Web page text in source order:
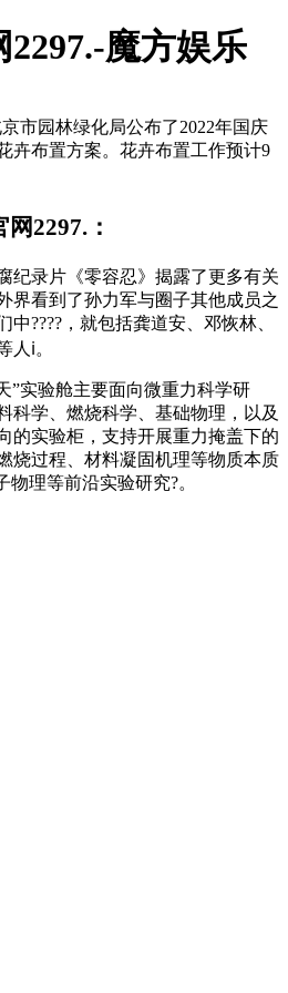
魔方娱乐
市园林绿化局公布了2022年国庆
卉布置方案。花卉布置工作预计9
2297.：
录片《零容忍》揭露了更多有关
界看到了孙力军与圈子其他成员之
????，就包括龚道安、邓恢林、
ℹ。
验舱主要面向微重力科学研
科学、燃烧科学、基础物理，以及
的实验柜，支持开展重力掩盖下的
烧过程、材料凝固机理等物质本质
理等前沿实验研究?。